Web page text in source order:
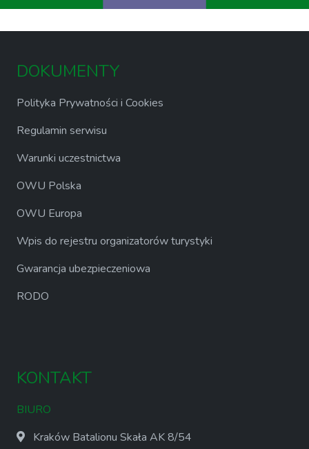
DOKUMENTY
Polityka Prywatności i Cookies
Regulamin serwisu
Warunki uczestnictwa
OWU Polska
OWU Europa
Wpis do rejestru organizatorów turystyki
Gwarancja ubezpieczeniowa
RODO
KONTAKT
BIURO
Kraków Batalionu Skała AK 8/54